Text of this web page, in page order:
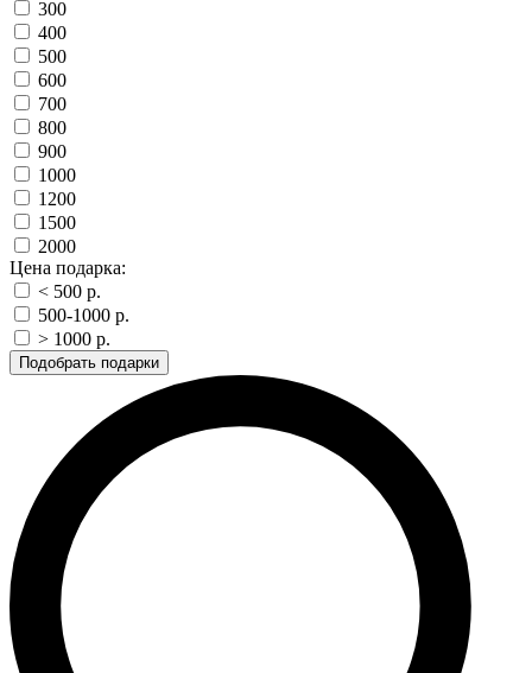
300
400
500
600
700
800
900
1000
1200
1500
2000
Цена подарка:
< 500 p.
500-1000 p.
> 1000 p.